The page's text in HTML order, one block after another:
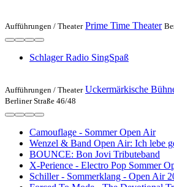
Aufführungen / Theater Prime Time Theater
Schlager Radio SingSpaß
Aufführungen / Theater Uckermärkische
Berliner Straße 46/48
Camouflage - Sommer Open Air
Wenzel & Band Open Air: Ich lebe
BOUNCE: Bon Jovi Tributeband
X-Perience - Electro Pop Sommer
Schiller - Sommerklang - Open Air